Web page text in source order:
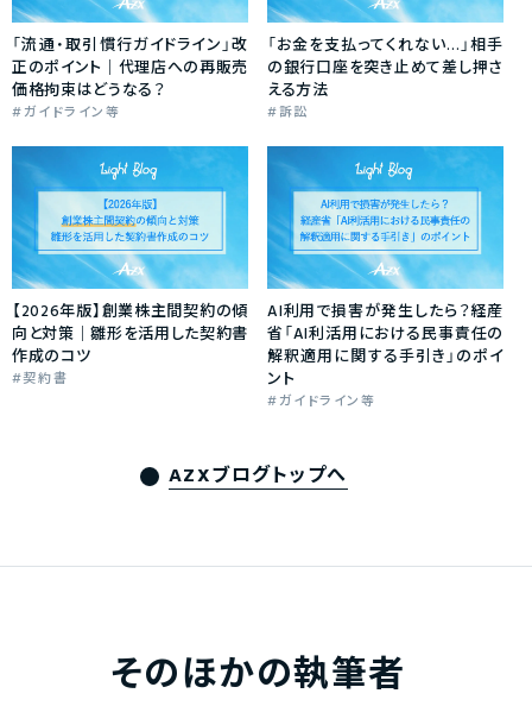
「流通・取引慣行ガイドライン」改
正のポイント｜代理店への再販売
価格拘束はどうなる？
ガイドライン等
「お金を支払ってくれない…」相手
の銀行口座を突き止めて差し押さ
える方法
訴訟
【2026年版】創業株主間契約の傾
向と対策｜雛形を活用した契約書
作成のコツ
契約書
AI利用で損害が発生したら？経産
省「AI利活用における民事責任の
解釈適用に関する手引き」のポイ
ント
ガイドライン等
AZXブログトップへ
そのほかの執筆者